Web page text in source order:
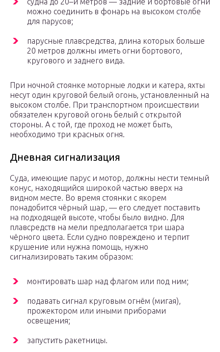
можно соединить в фонарь на высоком столбе
для парусов;
парусные плавсредства, длина которых больше
20 метров должны иметь огни бортового,
кругового и заднего вида.
При ночной стоянке моторные лодки и катера, яхты
несут один круговой белый огонь, установленный на
высоком столбе. При транспортном происшествии
обязателен круговой огонь белый с открытой
стороны. А с той, где проход не может быть,
необходимо три красных огня.
Дневная сигнализация
Суда, имеющие парус и мотор, должны нести темный
конус, находящийся широкой частью вверх на
видном месте. Во время стоянки с якорем
понадобится чёрный шар, — его следует поставить
на подходящей высоте, чтобы было видно. Для
плавсредств на мели предполагается три шара
чёрного цвета. Если судно повреждено и терпит
крушение или нужна помощь, нужно
сигнализировать таким образом:
монтировать шар над флагом или под ним;
подавать сигнал круговым огнём (мигая),
прожектором или иными приборами
освещения;
запустить ракетницы.